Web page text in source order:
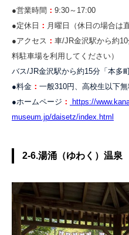
●営業時間 ： 9:30～17:00
●定休日 ： 月曜日（休日の場合は
●アクセス ： 車/JR金沢駅から約
料駐車場を利用してください）
バス/JR金沢駅から約15分「本多
●料金 ： 一般310円、高校生以下
●ホームページ ：
https://
museum.jp/daisetz/index.html
2-6.湯涌（ゆわく）温泉